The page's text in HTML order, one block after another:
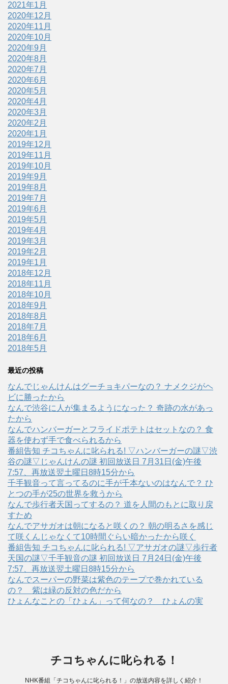
2021年1月
2020年12月
2020年11月
2020年10月
2020年9月
2020年8月
2020年7月
2020年6月
2020年5月
2020年4月
2020年3月
2020年2月
2020年1月
2019年12月
2019年11月
2019年10月
2019年9月
2019年8月
2019年7月
2019年6月
2019年5月
2019年4月
2019年3月
2019年2月
2019年1月
2018年12月
2018年11月
2018年10月
2018年9月
2018年8月
2018年7月
2018年6月
2018年5月
最近の投稿
なんでじゃんけんはグーチョキパーなの？ ナメクジがヘ
ビに勝ったから
なんで渋谷に人が集まるようになった？ 奇跡の水があっ
たから
なんでハンバーガーとフライドポテトはセットなの？ 食
器を使わず手で食べられるから
番組告知 チコちゃんに叱られる! ▽ハンバーガーの謎▽渋
谷の謎▽じゃんけんの謎 初回放送日 7月31日(金)午後
7:57、再放送翌土曜日8時15分から
千手観音って言ってるのに手が千本ないのはなんで？ ひ
とつの手が25の世界を救うから
なんで歩行者天国ってするの？ 道を人間のもとに取り戻
すため
なんでアサガオは朝になると咲くの？ 朝の明るさを感じ
て咲くんじゃなくて10時間ぐらい暗かったから咲く
番組告知 チコちゃんに叱られる! ▽アサガオの謎▽歩行者
天国の謎▽千手観音の謎 初回放送日 7月24日(金)午後
7:57、再放送翌土曜日8時15分から
なんでスーパーの野菜は紫色のテープで巻かれている
の？ 紫は緑の反対の色だから
ひょんなことの「ひょん」って何なの？ ひょんの実
チコちゃんに叱られる！
NHK番組「チコちゃんに叱られる！」の放送内容を詳しく紹介！